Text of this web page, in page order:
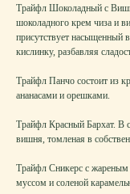
Трайфл Шоколадный с
шоколадного крем чиза и
присутствует насыщенный
кислинку, разбавляя
Трайфл Панчо состоит из
ананасами и орешками.
Трайфл Красный Бархат. В
вишня, томленая в
Трайфл Сникерс с жареным
муссом и соленой